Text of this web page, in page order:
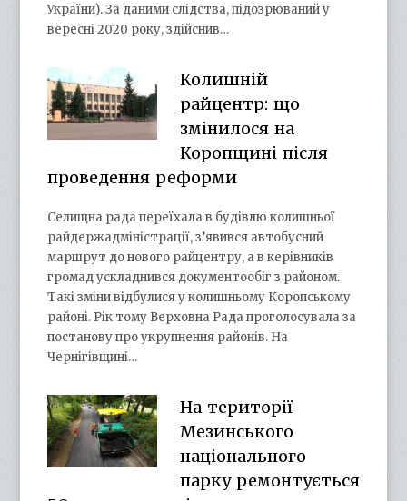
України). За даними слідства, підозрюваний у
вересні 2020 року, здійснив…
Колишній
райцентр: що
змінилося на
Коропщині після
проведення реформи
Селищна рада переїхала в будівлю колишньої
райдержадміністрації, з’явився автобусний
маршрут до нового райцентру, а в керівників
громад ускладнився документообіг з районом.
Такі зміни відбулися у колишньому Коропському
районі. Рік тому Верховна Рада проголосувала за
постанову про укрупнення районів. На
Чернігівщині…
На території
Мезинського
національного
парку ремонтується